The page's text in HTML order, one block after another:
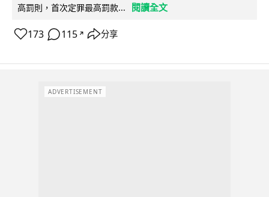
高罰則，首次定罪最高罰款...
閱讀全文
173 115 ↗ 分享
ADVERTISEMENT